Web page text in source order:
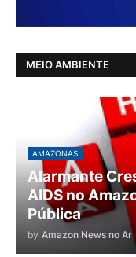
MEIO AMBIENTE
AMAZONAS
Alarmante
AIDS no
Pública
by Amazon News no Ar